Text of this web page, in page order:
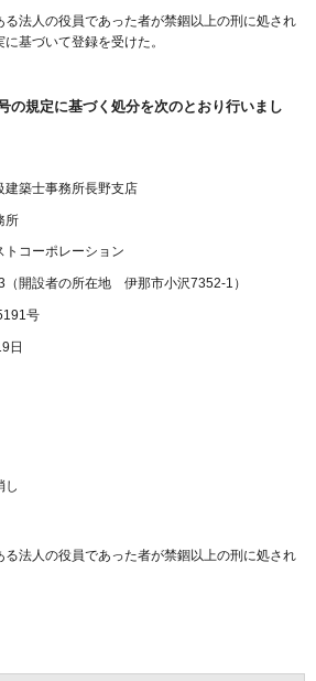
法人の役員であった者が禁錮以上の刑に処され
基づいて登録を受けた。
の規定に基づく処分を次のとおり行いまし
築士事務所長野支店
所
コーポレーション
開設者の所在地 伊那市小沢7352-1）
号
日
し
法人の役員であった者が禁錮以上の刑に処され